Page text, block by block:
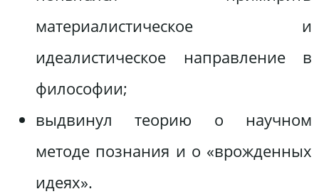
материалистическое и
идеалистическое направление в
философии;
выдвинул теорию о научном
методе познания и о «врожденных
идеях».